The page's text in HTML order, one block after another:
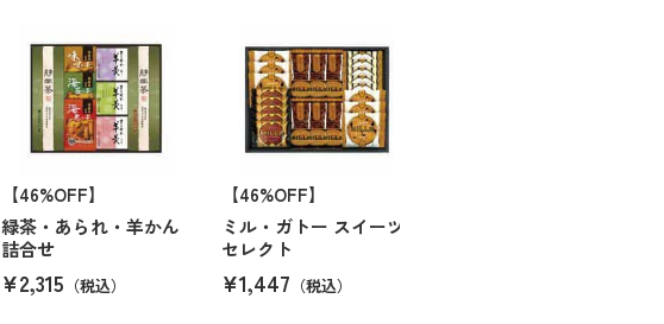
【46%OFF】
緑茶・あられ・羊かん
詰合せ
¥2,315 （税込）
【46%OFF】
ミル・ガトー スイーツ
セレクト
¥1,447 （税込）